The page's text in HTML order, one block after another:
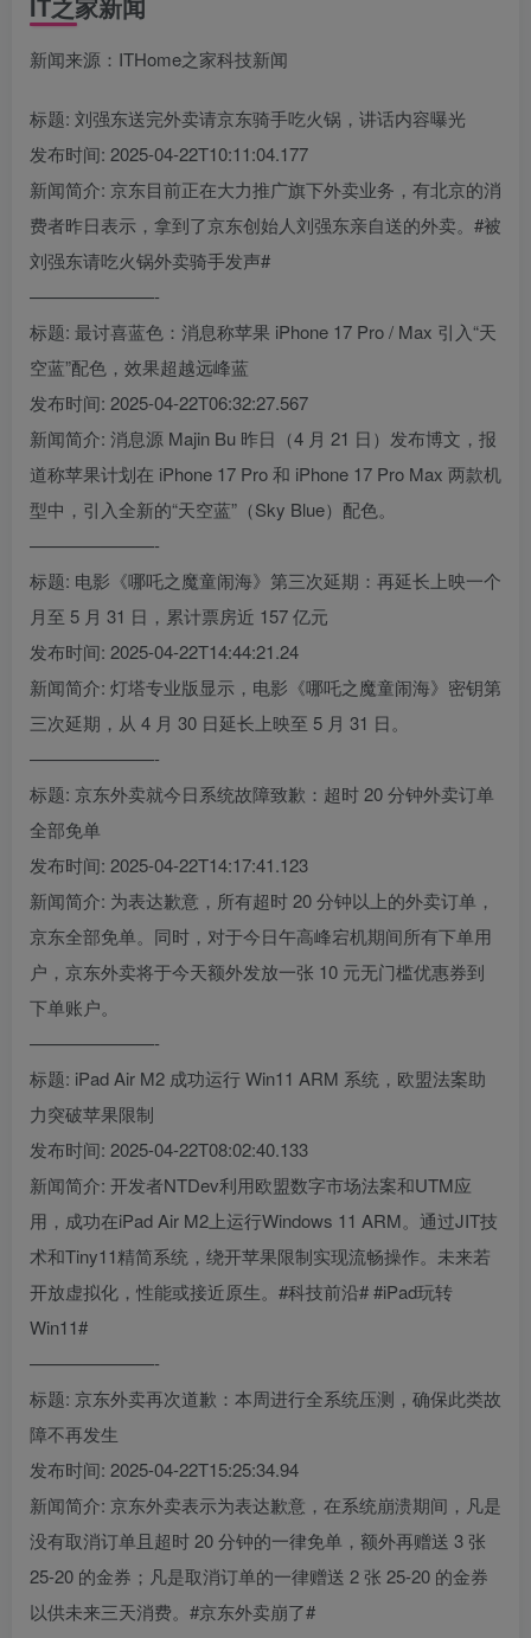
新闻来源：ITHome之家科技新闻
标题: 刘强东送完外卖请京东骑手吃火锅，讲话内容曝光
发布时间: 2025-04-22T10:11:04.177
新闻简介: 京东目前正在大力推广旗下外卖业务，有北京的消
费者昨日表示，拿到了京东创始人刘强东亲自送的外卖。#被
刘强东请吃火锅外卖骑手发声#
———————-
标题: 最讨喜蓝色：消息称苹果 iPhone 17 Pro / Max 引入“天
空蓝”配色，效果超越远峰蓝
发布时间: 2025-04-22T06:32:27.567
新闻简介: 消息源 Majin Bu 昨日（4 月 21 日）发布博文，报
道称苹果计划在 iPhone 17 Pro 和 iPhone 17 Pro Max 两款机
型中，引入全新的“天空蓝”（Sky Blue）配色。
———————-
标题: 电影《哪吒之魔童闹海》第三次延期：再延长上映一个
月至 5 月 31 日，累计票房近 157 亿元
发布时间: 2025-04-22T14:44:21.24
新闻简介: 灯塔专业版显示，电影《哪吒之魔童闹海》密钥第
三次延期，从 4 月 30 日延长上映至 5 月 31 日。
———————-
标题: 京东外卖就今日系统故障致歉：超时 20 分钟外卖订单
全部免单
发布时间: 2025-04-22T14:17:41.123
新闻简介: 为表达歉意，所有超时 20 分钟以上的外卖订单，
京东全部免单。同时，对于今日午高峰宕机期间所有下单用
户，京东外卖将于今天额外发放一张 10 元无门槛优惠券到
下单账户。
———————-
标题: iPad Air M2 成功运行 Win11 ARM 系统，欧盟法案助
力突破苹果限制
发布时间: 2025-04-22T08:02:40.133
新闻简介: 开发者NTDev利用欧盟数字市场法案和UTM应
用，成功在iPad Air M2上运行Windows 11 ARM。通过JIT技
术和Tiny11精简系统，绕开苹果限制实现流畅操作。未来若
开放虚拟化，性能或接近原生。#科技前沿# #iPad玩转
Win11#
———————-
标题: 京东外卖再次道歉：本周进行全系统压测，确保此类故
障不再发生
发布时间: 2025-04-22T15:25:34.94
新闻简介: 京东外卖表示为表达歉意，在系统崩溃期间，凡是
没有取消订单且超时 20 分钟的一律免单，额外再赠送 3 张
25-20 的金券；凡是取消订单的一律赠送 2 张 25-20 的金券
以供未来三天消费。#京东外卖崩了#